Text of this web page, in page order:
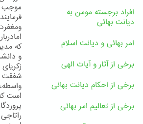
موجب
كه
و
شفقت
است
افراد برجسته مومن به
دیانت بهائی
امر بهائی و دیانت اسلام
برخی از آثار و آیات الهی
برخی از احکام دیانت بهائی
برخی از تعالیم امر بهائی